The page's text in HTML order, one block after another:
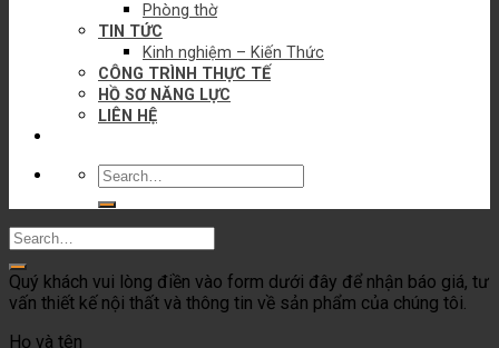
Phòng thờ
TIN TỨC
Kinh nghiệm – Kiến Thức
CÔNG TRÌNH THỰC TẾ
HỒ SƠ NĂNG LỰC
LIÊN HỆ
Search
for:
Quý khách vui lòng điền vào form dưới đây để nhận báo giá, tư
vấn thiết kế nội thất và thông tin về sản phẩm của chúng tôi.
Họ và tên